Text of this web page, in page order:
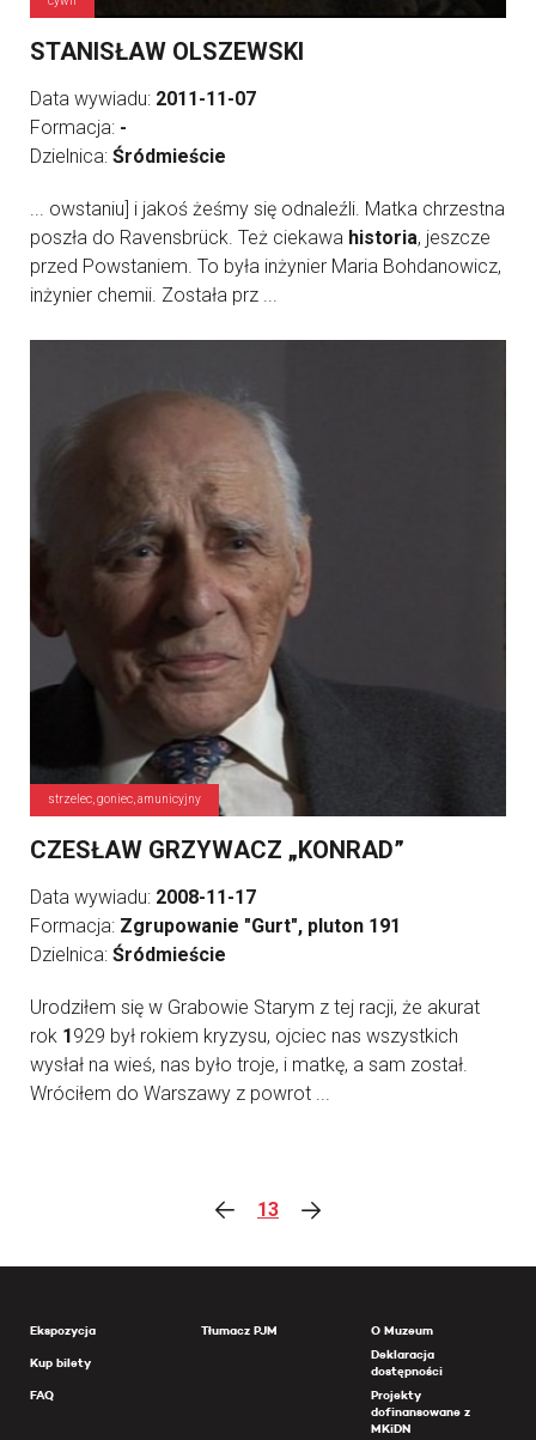
STANISŁAW OLSZEWSKI
Data wywiadu: 2011-11-07
Formacja: -
Dzielnica: Śródmieście
... owstaniu] i jakoś żeśmy się odnaleźli. Matka chrzestna
poszła do Ravensbrück. Też ciekawa historia, jeszcze
przed Powstaniem. To była inżynier Maria Bohdanowicz,
inżynier chemii. Została prz ...
strzelec, goniec, amunicyjny
CZESŁAW GRZYWACZ „KONRAD”
Data wywiadu: 2008-11-17
Formacja: Zgrupowanie "Gurt", pluton 191
Dzielnica: Śródmieście
Urodziłem się w Grabowie Starym z tej racji, że akurat
rok 1 929 był rokiem kryzysu, ojciec nas wszystkich
wysłał na wieś, nas było troje, i matkę, a sam został.
Wróciłem do Warszawy z powrot ...
13
Ekspozycja
Kup bilety
FAQ
Tłumacz PJM
O Muzeum
Deklaracja
dostępności
Projekty
dofinansowane z
MKiDN